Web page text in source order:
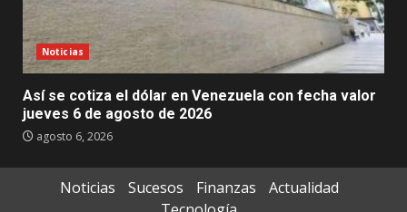
Noticias
Así se cotiza el dólar en Venezuela con fecha valor
jueves 6 de agosto de 2026
agosto 6, 2026
Noticias Sucesos Finanzas
Actualidad